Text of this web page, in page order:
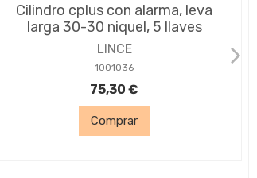
Cilindro cplus con alarma, leva
larga 30-30 niquel, 5 llaves
LINCE
1001036
75,30 €
Comprar